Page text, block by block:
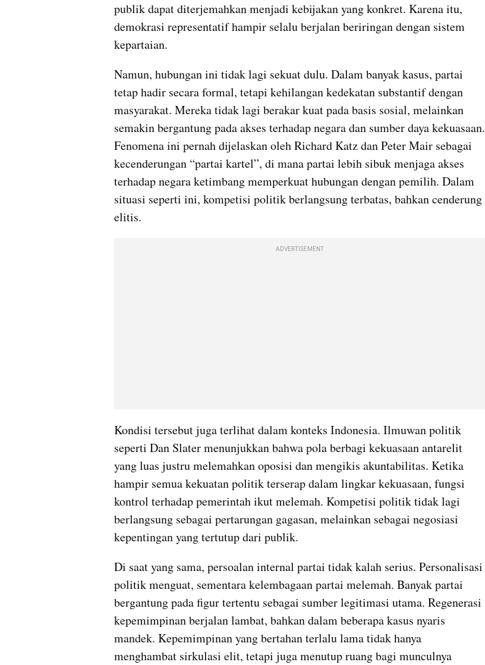
publik dapat diterjemahkan menjadi kebijakan yang konkret. Karena itu,
demokrasi representatif hampir selalu berjalan beriringan dengan sistem
kepartaian.
Namun, hubungan ini tidak lagi sekuat dulu. Dalam banyak kasus, partai
tetap hadir secara formal, tetapi kehilangan kedekatan substantif dengan
masyarakat. Mereka tidak lagi berakar kuat pada basis sosial, melainkan
semakin bergantung pada akses terhadap negara dan sumber daya kekuasaan.
Fenomena ini pernah dijelaskan oleh Richard Katz dan Peter Mair sebagai
kecenderungan “partai kartel”, di mana partai lebih sibuk menjaga akses
terhadap negara ketimbang memperkuat hubungan dengan pemilih. Dalam
situasi seperti ini, kompetisi politik berlangsung terbatas, bahkan cenderung
elitis.
ADVERTISEMENT
Kondisi tersebut juga terlihat dalam konteks Indonesia. Ilmuwan politik
seperti Dan Slater menunjukkan bahwa pola berbagi kekuasaan antarelit
yang luas justru melemahkan oposisi dan mengikis akuntabilitas. Ketika
hampir semua kekuatan politik terserap dalam lingkar kekuasaan, fungsi
kontrol terhadap pemerintah ikut melemah. Kompetisi politik tidak lagi
berlangsung sebagai pertarungan gagasan, melainkan sebagai negosiasi
kepentingan yang tertutup dari publik.
Di saat yang sama, persoalan internal partai tidak kalah serius. Personalisasi
politik menguat, sementara kelembagaan partai melemah. Banyak partai
bergantung pada figur tertentu sebagai sumber legitimasi utama. Regenerasi
kepemimpinan berjalan lambat, bahkan dalam beberapa kasus nyaris
mandek. Kepemimpinan yang bertahan terlalu lama tidak hanya
menghambat sirkulasi elit, tetapi juga menutup ruang bagi munculnya